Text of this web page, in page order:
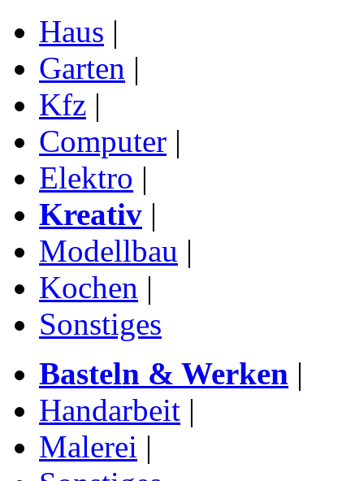
Haus |
Garten |
Kfz |
Computer |
Elektro |
Kreativ |
Modellbau |
Kochen |
Sonstiges
Basteln & Werken |
Handarbeit |
Malerei |